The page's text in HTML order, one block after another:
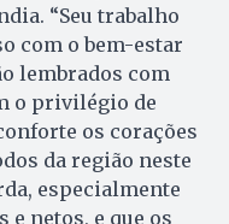
“Seu trabalho
com o bem-estar
lembrados com
o privilégio de
os corações
da região neste
especialmente
e netos, e que os